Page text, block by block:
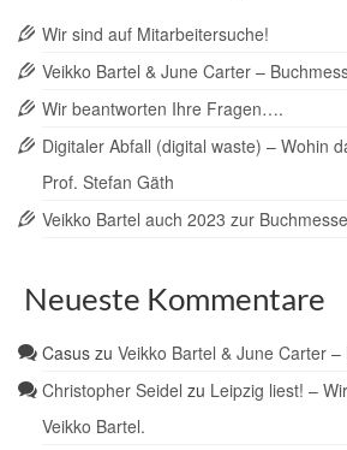
Wir sind auf Mitarbeitersuche!
Veikko Bartel & June Carter –
Wir beantworten Ihre Fragen….
Digitaler Abfall (digital waste) – Wohin
Prof. Stefan Gäth
Veikko Bartel auch 2023 zur
Neueste Kommentare
Casus zu Veikko Bartel & June Carter
Christopher Seidel zu Leipzig liest! –
Veikko Bartel.